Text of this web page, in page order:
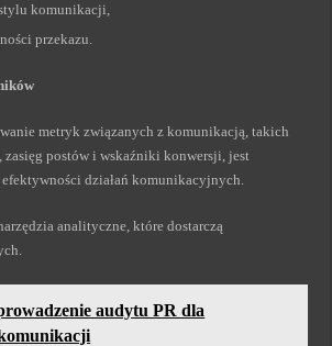
komunikacji,
przekazu.
metryk związanych z komunikacją, takich
postów i wskaźniki konwersji, jest
działań komunikacyjnych.
analityczne, które dostarczą
audytu PR dla